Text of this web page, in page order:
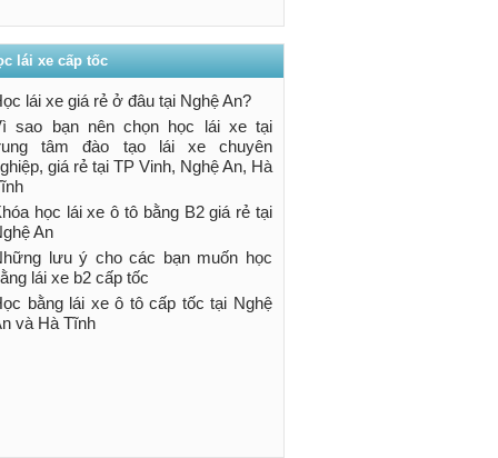
lái xe cấp tốc
lái xe giá rẻ ở đâu tại Nghệ An?
sao bạn nên chọn học lái xe tại
tâm đào tạo lái xe chuyên
giá rẻ tại TP Vinh, Nghệ An, Hà
học lái xe ô tô bằng B2 giá rẻ tại
An
lưu ý cho các bạn muốn học
lái xe b2 cấp tốc
bằng lái xe ô tô cấp tốc tại Nghệ
và Hà Tĩnh